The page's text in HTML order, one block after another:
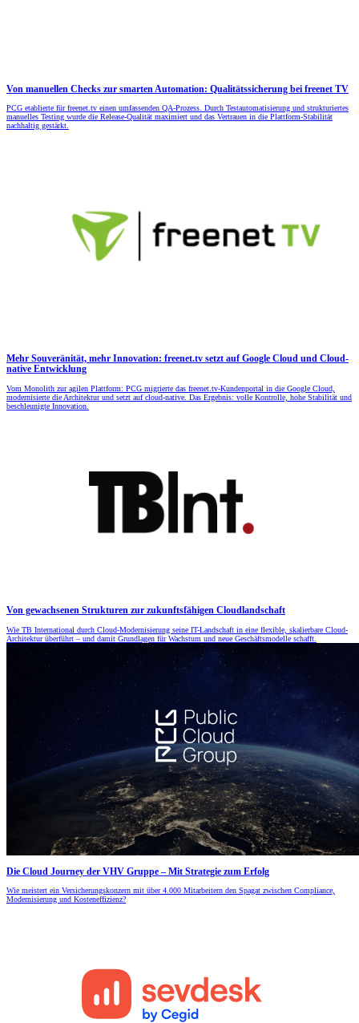
Von manuellen Checks zur smarten Automation: Qualitätssicherung bei freenet TV
PCG etablierte für freenet.tv einen umfassenden QA-Prozess. Durch Testautomatisierung und strukturiertes
manuelles Testing wurde die Release-Qualität maximiert und das Vertrauen in die Plattform-Stabilität
nachhaltig gestärkt.
Mehr Souveränität, mehr Innovation: freenet.tv setzt auf Google Cloud und Cloud-
native Entwicklung
Vom Monolith zur agilen Plattform: PCG migrierte das freenet.tv-Kundenportal in die Google Cloud,
modernisierte die Architektur und setzt auf cloud-native. Das Ergebnis: volle Kontrolle, hohe Stabilität und
beschleunigte Innovation.
Von gewachsenen Strukturen zur zukunftsfähigen Cloudlandschaft
Wie TB International durch Cloud-Modernisierung seine IT-Landschaft in eine flexible, skalierbare Cloud-
Architektur überführt – und damit Grundlagen für Wachstum und neue Geschäftsmodelle schafft.
Die Cloud Journey der VHV Gruppe – Mit Strategie zum Erfolg
Wie meistert ein Versicherungskonzern mit über 4.000 Mitarbeitern den Spagat zwischen Compliance,
Modernisierung und Kosteneffizienz?